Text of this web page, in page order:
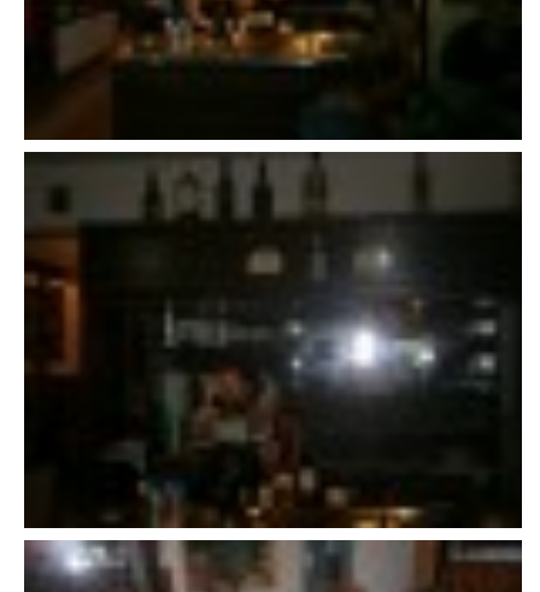
MLADÍ HASIČI
HISTORIE
VAROVÁNÍ OBYVATELSTVA
HASIČSKÉ DESATERO
SVATÝ FLORIÁN
ODKAZY NA WWW.STRÁNKY
Kontakt
SDH Licomělice
538 03 Heřmanův Městec